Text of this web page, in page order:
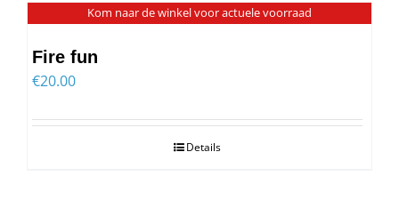
Kom naar de winkel voor actuele voorraad
Fire fun
€20.00
Details